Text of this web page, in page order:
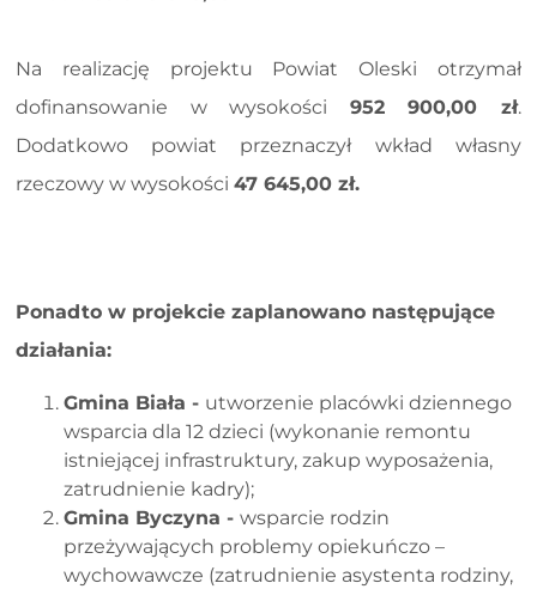
Na realizację projektu Powiat Oleski otrzymał
dofinansowanie w wysokości 952 900,00 zł.
Dodatkowo powiat przeznaczył wkład własny
rzeczowy w wysokości47 645,00 zł.
Ponadto w projekcie zaplanowano następujące
działania:
Gmina Biała - utworzenie placówki dziennego
wsparcia dla 12 dzieci (wykonanie remontu
istniejącej infrastruktury, zakup wyposażenia,
zatrudnienie kadry);
Gmina Byczyna -wsparcie rodzin
przeżywających problemy opiekuńczo –
wychowawcze (zatrudnienie asystenta rodziny,